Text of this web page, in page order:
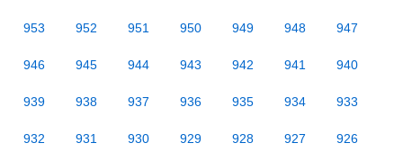
953 952 951 950 949 948 947
946 945 944 943 942 941 940
939 938 937 936 935 934 933
932 931 930 929 928 927 926